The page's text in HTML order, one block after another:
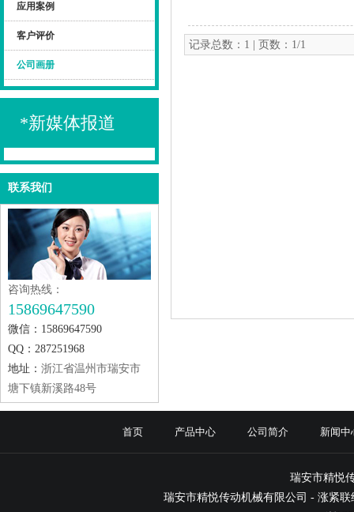
应用案例
客户评价
公司画册
*新媒体报道
联系我们
咨询热线：
15869647590
微信：15869647590
QQ：287251968
地址： 浙江省温州市瑞安市
塘下镇新溪路48号
记录总数：1 | 页数：1/1
首页 产品中心 公司简介 新闻中
瑞安市精悦
瑞安市精悦传动机械有限公司 - 涨紧联